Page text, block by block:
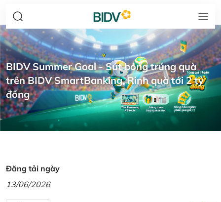
BIDV Summer Goal - Sút bóng trúng quà
trên BIDV SmartBanking, Rinh quà tới 2 tỷ
đồng
Đăng tải ngày
13/06/2026